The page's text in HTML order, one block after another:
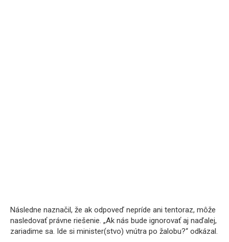
Následne naznačil, že ak odpoveď nepríde ani tentoraz, môže
nasledovať právne riešenie. „Ak nás bude ignorovať aj naďalej,
zariadime sa. Ide si minister(stvo) vnútra po žalobu?“ odkázal.